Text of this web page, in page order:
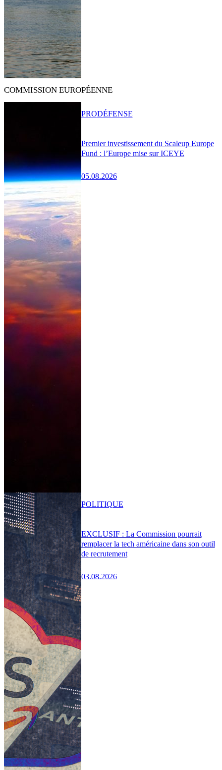
COMMISSION EUROPÉENNE
Premier investissement du Scaleup Europe
Fund : l’Europe mise sur ICEYE
05.08.2026
PRODÉFENSE
EXCLUSIF : La Commission pourrait
remplacer la tech américaine dans son outil
de recrutement
03.08.2026
POLITIQUE